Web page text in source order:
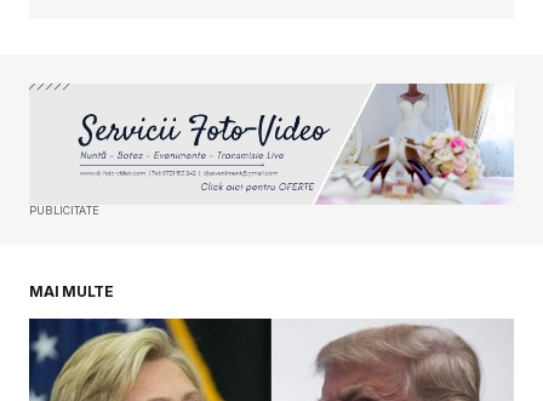
Your E-mail*
SUBMIT COMMENT
PUBLICITATE
MAI MULTE